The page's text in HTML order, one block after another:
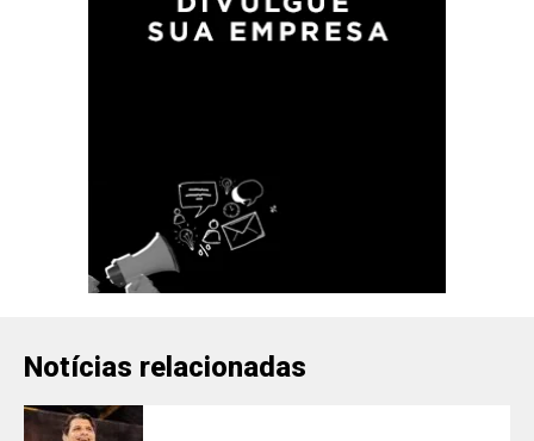
Notícias relacionadas